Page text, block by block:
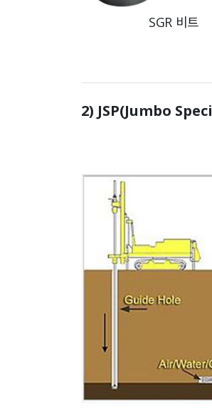
SGR 비트
2) JSP(Jumbo